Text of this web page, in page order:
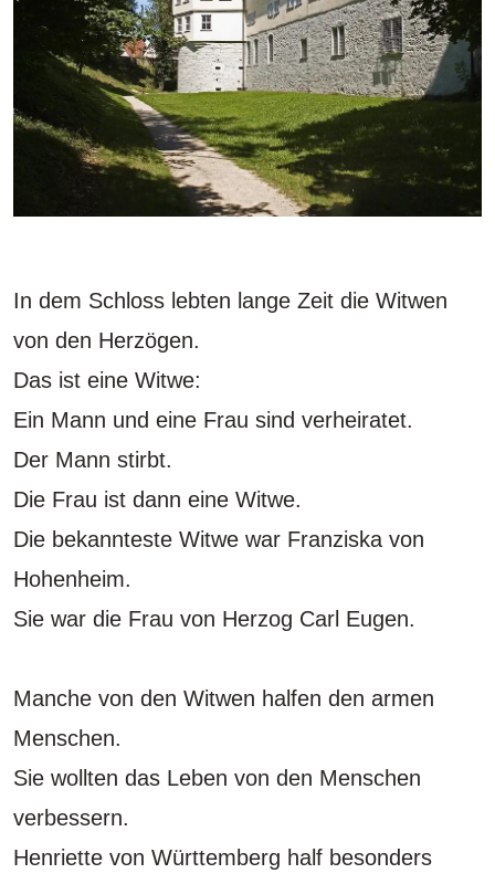
In dem Schloss lebten lange Zeit die Witwen
von den Herzögen.
Das ist eine Witwe:
Ein Mann und eine Frau sind verheiratet.
Der Mann stirbt.
Die Frau ist dann eine Witwe.
Die bekannteste Witwe war Franziska von
Hohenheim.
Sie war die Frau von Herzog Carl Eugen.
Manche von den Witwen halfen den armen
Menschen.
Sie wollten das Leben von den Menschen
verbessern.
Henriette von Württemberg half besonders